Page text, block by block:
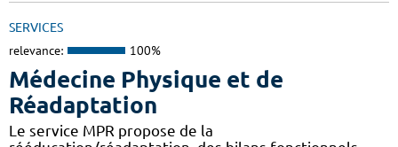
SERVICES
relevance: 100%
Médecine Physique et de
Réadaptation
Le service MPR propose de la